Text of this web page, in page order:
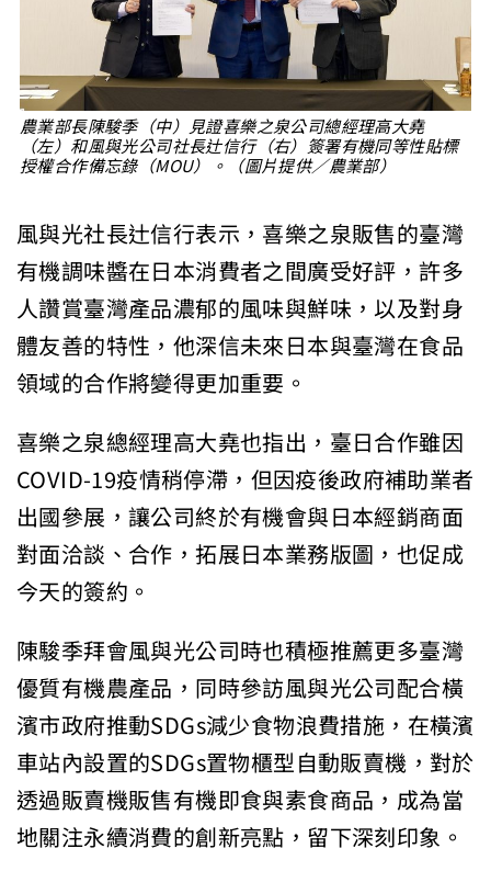
農業部長陳駿季（中）見證喜樂之泉公司總經理高大堯
（左）和風與光公司社長辻信行（右）簽署有機同等性貼標
授權合作備忘錄（MOU）。（圖片提供／農業部）
風與光社長辻信行表示，喜樂之泉販售的臺灣
有機調味醬在日本消費者之間廣受好評，許多
人讚賞臺灣產品濃郁的風味與鮮味，以及對身
體友善的特性，他深信未來日本與臺灣在食品
領域的合作將變得更加重要。
喜樂之泉總經理高大堯也指出，臺日合作雖因
COVID-19疫情稍停滯，但因疫後政府補助業者
出國參展，讓公司終於有機會與日本經銷商面
對面洽談、合作，拓展日本業務版圖，也促成
今天的簽約。
陳駿季拜會風與光公司時也積極推薦更多臺灣
優質有機農產品，同時參訪風與光公司配合橫
濱市政府推動SDGs減少食物浪費措施，在橫濱
車站內設置的SDGs置物櫃型自動販賣機，對於
透過販賣機販售有機即食與素食商品，成為當
地關注永續消費的創新亮點，留下深刻印象。